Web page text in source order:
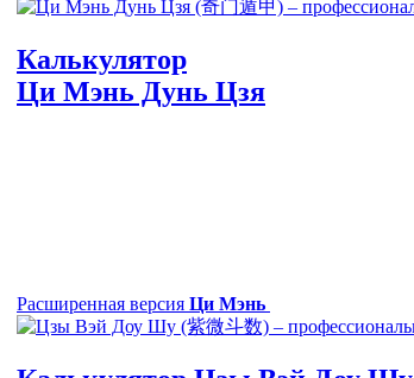
Калькулятор
Ци Мэнь Дунь Цзя
Расширенная версия Ци Мэнь